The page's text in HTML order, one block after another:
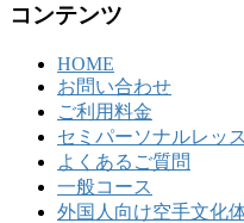
コンテンツ
HOME
お問い合わせ
ご利用料金
セミパーソナルレッ
よくあるご質問
一般コース
外国人向け空手文化